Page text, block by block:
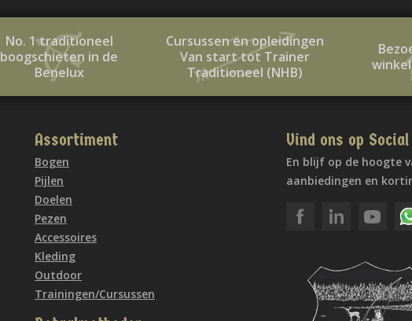
No. 1 traditioneel
boogschieten in de
Benelux
Cursussen en opleidingen
Van start tot Trainer
Traditioneel (NHB)
Assortiment
Bogen
Pijlen
Doelen
Pezen
Accessoires
Kleding
Outdoor
Trainingen/Cursussen
Vind ons op
En blijf op de hoogte
aanbiedingen en